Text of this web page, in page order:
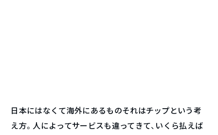
日本にはなくて海外にあるものそれはチップという考
え方。人によってサービスも違ってきて、いくら払えば